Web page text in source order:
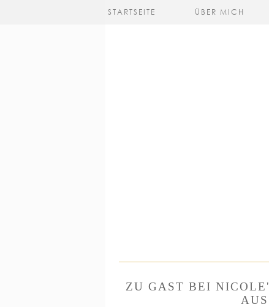
STARTSEITE ÜBER MICH
ZU GAST BEI